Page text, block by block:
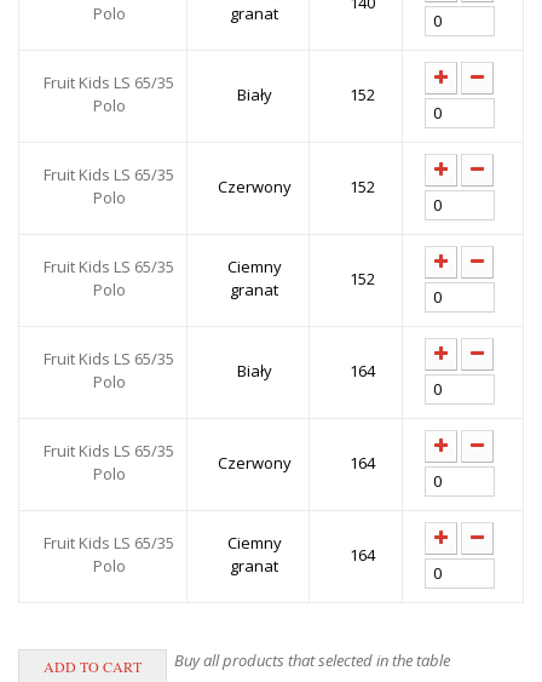
Polo
granat
Fruit Kids LS 65/35
Polo
Biały 152
Fruit Kids LS 65/35
Polo
Czerwony 152
Fruit Kids LS 65/35
Polo
Ciemny
granat
152
Fruit Kids LS 65/35
Polo
Biały 164
Fruit Kids LS 65/35
Polo
Czerwony 164
Fruit Kids LS 65/35
Polo
Ciemny
granat
164
Buy all products that selected in the table